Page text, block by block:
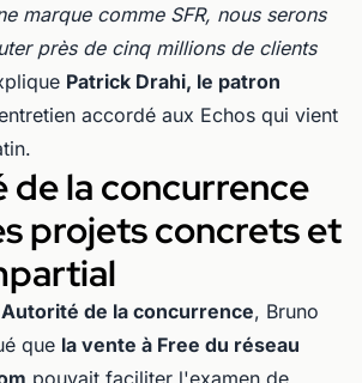
marque comme SFR, nous serons
près de cinq millions de clients
Patrick Drahi, le patron
accordé aux Echos qui vient
la concurrence
projets concrets et
Autorité de la concurrence, Bruno
que la vente à Free du réseau
pouvait faciliter l'examen de